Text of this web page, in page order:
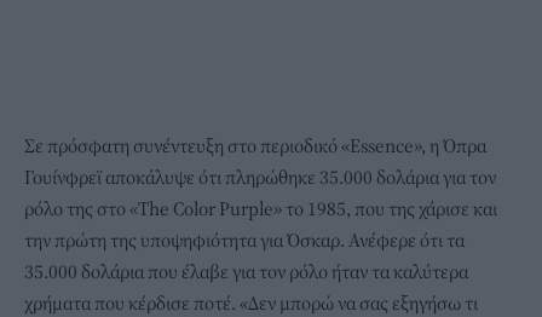
Σε πρόσφατη συνέντευξη στο περιοδικό «Essence», η Όπρα
Γουίνφρεϊ αποκάλυψε ότι πληρώθηκε 35.000 δολάρια για τον
ρόλο της στο «The Color Purple» το 1985, που της χάρισε και
την πρώτη της υποψηφιότητα για Όσκαρ. Ανέφερε ότι τα
35.000 δολάρια που έλαβε για τον ρόλο ήταν τα καλύτερα
χρήματα που κέρδισε ποτέ. «Δεν μπορώ να σας εξηγήσω τι